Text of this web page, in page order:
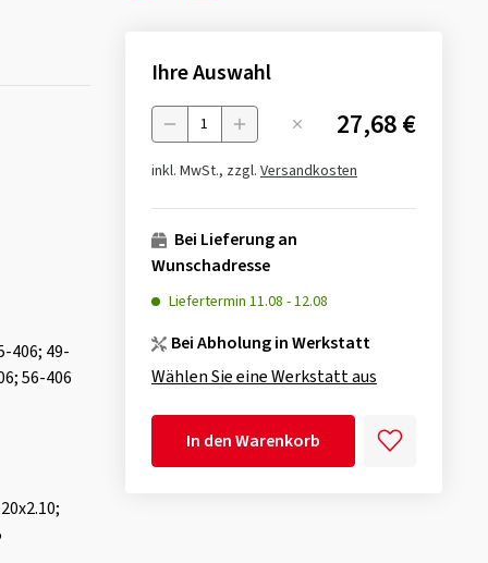
406; 49-
56-406
Ihre Auswahl
Menge 27,68 €
inkl. MwSt., zzgl. Versandkosten
Bei Lieferung an
Wunschadresse
Liefertermin 11.08 -12.08
Bei Abholung in Werkstatt
Wählen Sie eine Werkstatt aus
In den Warenkorb